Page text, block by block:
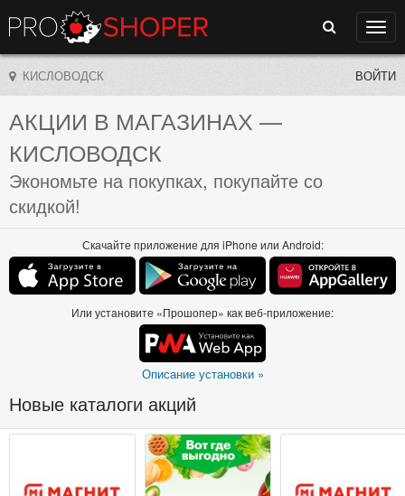
Поиск
КИСЛОВОДСК ВОЙТИ
АКЦИИ В МАГАЗИНАХ —
КИСЛОВОДСК
Экономьте на покупках, покупайте со
скидкой!
Скачайте приложение для iPhone или Android:
Или установите «Прошопер» как веб-приложение:
Описание установки »
Новые каталоги акций